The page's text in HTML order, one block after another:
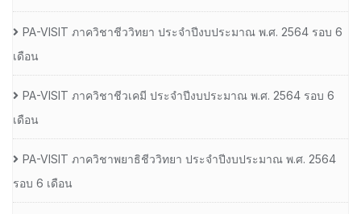
PA-VISIT ภาควิชาชีววิทยา ประจำปีงบประมาณ พ.ศ. 2564 รอบ 6
เดือน
PA-VISIT ภาควิชาชีวเคมี ประจำปีงบประมาณ พ.ศ. 2564 รอบ 6
เดือน
PA-VISIT ภาควิชาพยาธิชีววิทยา ประจำปีงบประมาณ พ.ศ. 2564
รอบ 6 เดือน